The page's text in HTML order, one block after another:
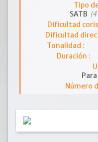
Tipo
SATB
Dificultad
Dificultad
Tonalidad :
Duración :
Número